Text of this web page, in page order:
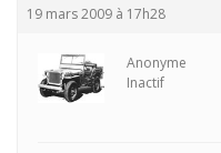
19 mars 2009 à 17h28
Anonyme
Inactif